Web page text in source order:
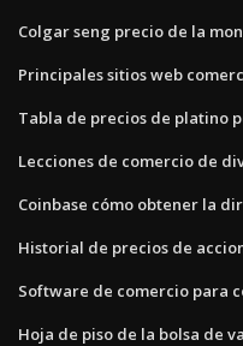
Colgar seng precio de la
Principales sitios web
Tabla de precios de platino
Lecciones de comercio de
Coinbase cómo obtener la
Historial de precios de
Software de comercio para
Hoja de piso de la bolsa de